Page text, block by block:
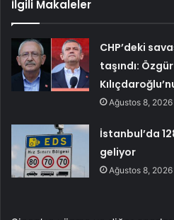
İlgili Makaleler
CHP’deki
taşındı:
Ağustos 8, 2026
İstanbul’da
geliyor
Ağustos 8, 2026